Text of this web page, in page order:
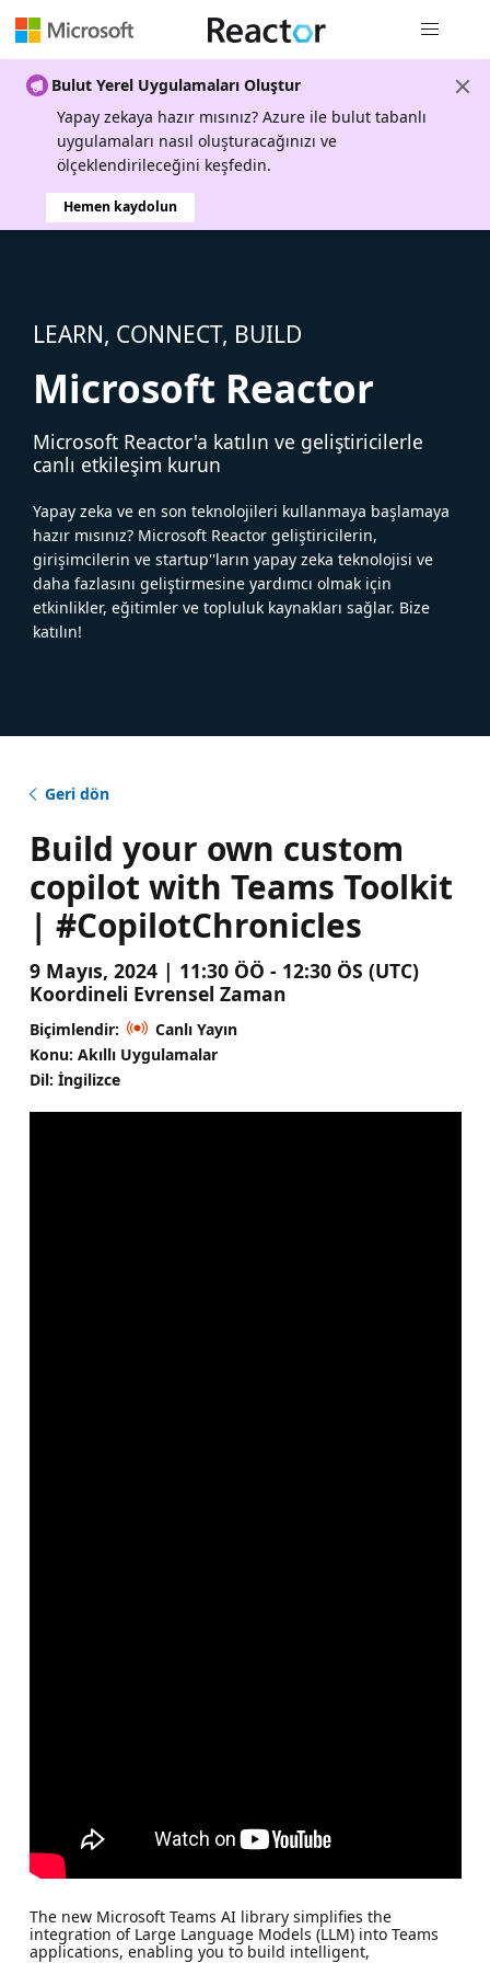
Bulut Yerel Uygulamaları Oluştur
Yapay zekaya hazır mısınız? Azure ile bulut tabanlı
uygulamaları nasıl oluşturacağınızı ve
ölçeklendirileceğini keşfedin.
Hemen kaydolun
LEARN, CONNECT, BUILD
Microsoft Reactor
Microsoft Reactor'a katılın ve geliştiricilerle
canlı etkileşim kurun
Yapay zeka ve en son teknolojileri kullanmaya başlamaya
hazır mısınız? Microsoft Reactor geliştiricilerin,
girişimcilerin ve startup''ların yapay zeka teknolojisi ve
daha fazlasını geliştirmesine yardımcı olmak için
etkinlikler, eğitimler ve topluluk kaynakları sağlar. Bize
katılın!
Geri dön
Build your own custom
copilot with Teams Toolkit
| #CopilotChronicles
9 Mayıs, 2024 | 11:30 ÖÖ - 12:30 ÖS (UTC)
Koordineli Evrensel Zaman
Biçimlendir:
Canlı Yayın
Konu: Akıllı Uygulamalar
Dil: İngilizce
The new Microsoft Teams AI library simplifies the
integration of Large Language Models (LLM) into Teams
applications, enabling you to build intelligent,